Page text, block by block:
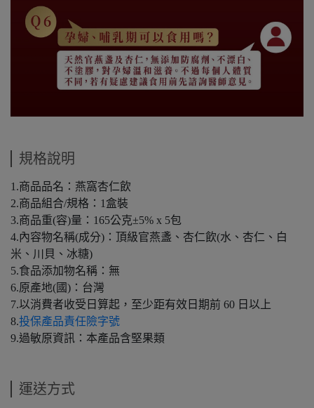
規格說明
1.商品品名：燕窩杏仁飲
2.商品組合/規格：1盒裝
3.商品重(容)量：165公克±5% x 5包
4.內容物名稱(成分)：頂級官燕盞、杏仁飲(水、杏仁、白
米、川貝、冰糖)
5.食品添加物名稱：無
6.原產地(國)：台灣
7.以消費者收受日算起，至少距有效日期前 60 日以上
8.投保產品責任險字號
9.過敏原資訊：本產品含堅果類
運送方式